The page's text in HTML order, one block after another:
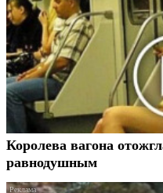
Королева вагона
равнодушным